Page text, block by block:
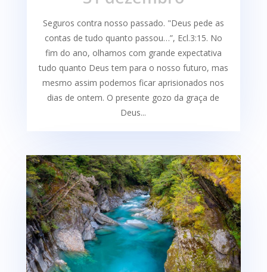
Seguros contra nosso passado. "Deus pede as
contas de tudo quanto passou…”, Ecl.3:15. No
fim do ano, olhamos com grande expectativa
tudo quanto Deus tem para o nosso futuro, mas
mesmo assim podemos ficar aprisionados nos
dias de ontem. O presente gozo da graça de
Deus...